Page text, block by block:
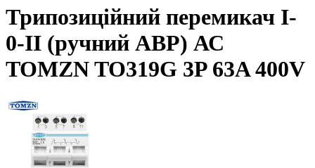
Трипозиційний перемикач I-
0-II (ручний АВР) АС
TOMZN TO319G 3P 63A 400V